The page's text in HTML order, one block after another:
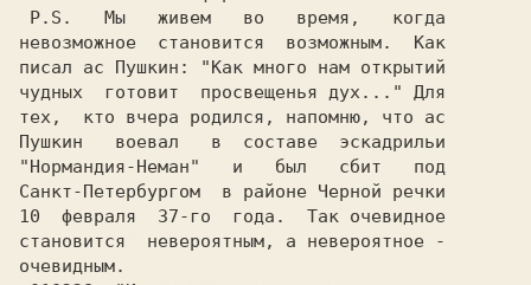
невозможное  становится  возможным.  Как
писал ас Пушкин: "Как много нам открытий
чудных  готовит  просвещенья дух..." Для
тех,  кто вчера родился, напомню, что ас
Пушкин   воевал   в  составе  эскадрильи
"Нормандия-Неман"   и   был   сбит   под
Санкт-Петербургом  в районе Черной речки
10  февраля  37-го  года.  Так очевидное
становится  невероятным, а невероятное -
очевидным.